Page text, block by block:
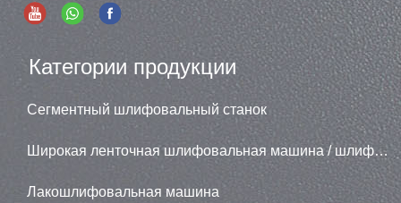
Категории продукции
Сегментный шлифовальный станок
Широкая ленточная шлифовальная машина / шлифовальная машина
Лакошлифовальная машина